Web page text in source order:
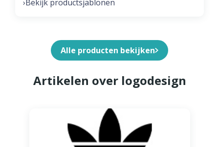
›Bekijk productsjablonen
Alle producten bekijken
Artikelen over logodesign